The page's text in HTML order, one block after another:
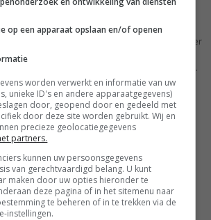
over laagvliegende helikopters
van Defensie vliegen regelmatig laag over
Om boeren daarover te informeren,
een bijeenkomst in het Noord-Brabantse Oss.
tegen plan-Buitendijk voor
water
Hollandse landbouwsector heeft zijn
Buitendijk voor een zonnepark van 2,5
IJsselmeer. Boeren vrezen onder meer voor
op een apparaat opslaan en/of openen
worden verwerkt en informatie van uw
unieke ID's en andere apparaatgegevens)
door, geopend door en gedeeld met
door deze site worden gebruikt. Wij en
precieze geolocatiegegevens
partners.
kunnen uw persoonsgegevens
van gerechtvaardigd belang. U kunt
maken door uw opties hieronder te
deze pagina of in het sitemenu naar
te beheren of in te trekken via de
instellingen.